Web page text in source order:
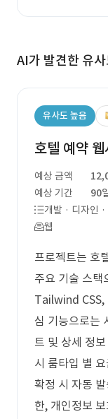
AI가 발견한 유
유사도 높음
호텔 예약
예상 금액
예상 기간
90
개발 · 디자인 ·
웹
프로젝트는 호
주요 기술 스
Tailwind CSS,
심 기능으로는
트 및 상세 정
시 룸타입 별
확정 시 자동
한, 개인정보